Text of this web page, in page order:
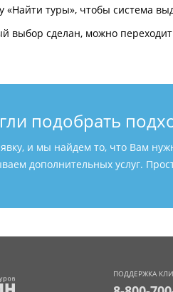
«Найти туры», чтобы система
выбор сделан, можно
подобрать
и мы найдем то, что Вам
дополнительных услуг.
ПОДДЕРЖКА